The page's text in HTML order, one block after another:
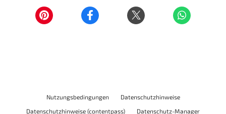
Nutzungsbedingungen
Datenschutzhinweise
Datenschutzhinweise (contentpass)
Datenschutz-Manager